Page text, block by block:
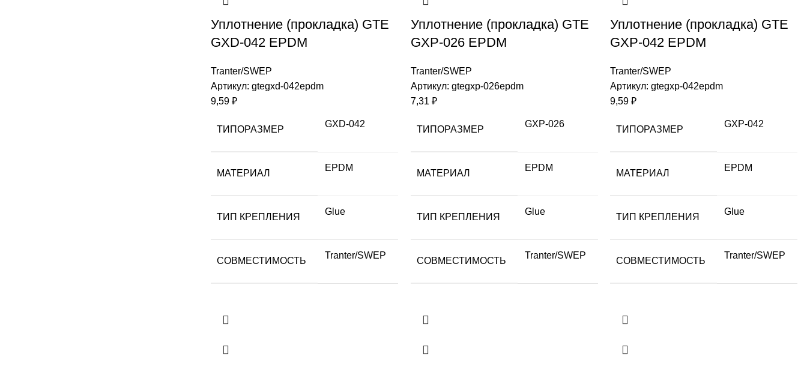
Уплотнение (прокладка) GTE
GXD-042 EPDM
Tranter/SWEP
Артикул: gtegxd-042epdm
9,59 ₽
ТИПОРАЗМЕР
GXD-042
МАТЕРИАЛ
EPDM
ТИП КРЕПЛЕНИЯ
Glue
СОВМЕСТИМОСТЬ
Tranter/SWEP
Уплотнение (прокладка) GTE
GXP-026 EPDM
Tranter/SWEP
Артикул: gtegxp-026epdm
7,31 ₽
ТИПОРАЗМЕР
GXP-026
МАТЕРИАЛ
EPDM
ТИП КРЕПЛЕНИЯ
Glue
СОВМЕСТИМОСТЬ
Tranter/SWEP
Уплотнение (прокладка) GTE
GXP-042 EPDM
Tranter/SWEP
Артикул:gtegxp-042epdm
9,59₽
ТИПОРАЗМЕР
GXP-042
МАТЕРИАЛ
EPDM
ТИП КРЕПЛЕНИЯ
Glue
СОВМЕСТИМОСТЬ
Tranter/SWEP